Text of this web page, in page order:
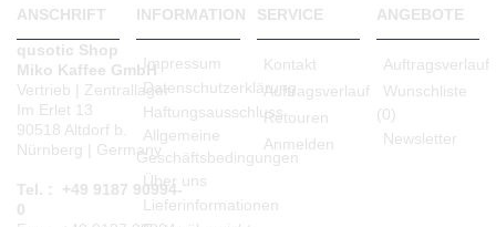
ANSCHRIFT
qusotic Shop
Miko Kaffee GmbH
Vertrieb | Zentrallager
Im Erlet 13
90518 Altdorf b.
Nürnberg | Germany
Tel. : +49 9187 90994-
0
INFORMATION
Impressum
Datenschutzerklärung
Haftungsausschluss
Allgemeine
Geschäftsbedingungen
Über uns
Lieferinformationen
SERVICE
Kontakt
Auftragsverlauf
Retouren
Anmelden
ANGEBOTE
Auftragsverlauf
Wunschliste
(0)
Newsletter